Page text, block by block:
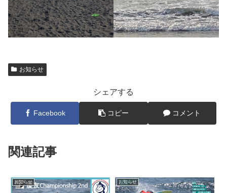
お知らせ
シェアする
Facebook コピー コメント
関連記事
お知らせ お知らせ